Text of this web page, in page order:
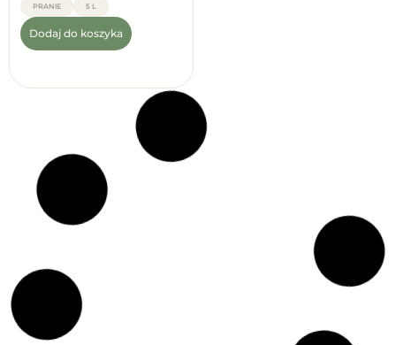
PRANIE 5 L
Dodaj do koszyka